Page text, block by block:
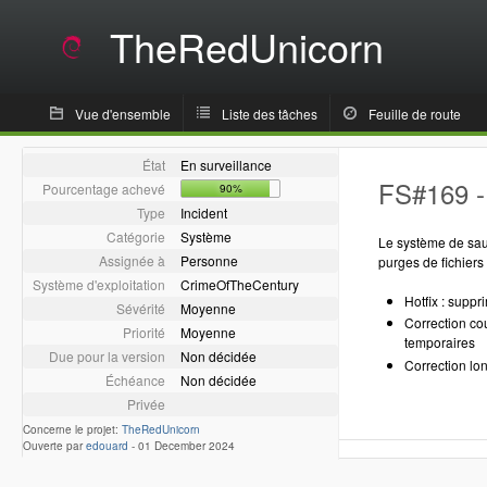
TheRedUnicorn
Vue d'ensemble Liste des tâches Feuille de route
État
En surveillance
Pourcentage achevé
90%
Type
Incident
Catégorie
Système
Assignée à
Personne
Système d'exploitation
CrimeOfTheCentury
Sévérité
Moyenne
Priorité
Moyenne
Due pour la version
Non décidée
Échéance
Non décidée
Privée
Concerne le projet: TheRedUnicorn
Ouverte paredouard - 01 December 2024
FS#169
Le système de
purges de
Hotfix :
Correction
temporaires
Correction